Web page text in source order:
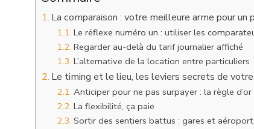
La comparaison : votre meilleure arme pour un
Le réflexe numéro un : utiliser les
Regarder au-delà du tarif journalier affiché
L’alternative de la location entre particuliers
Le timing et le lieu, les leviers secrets de
Anticiper pour ne pas surpayer : la règle d’or
La flexibilité, ça paie
Sortir des sentiers battus : gares et